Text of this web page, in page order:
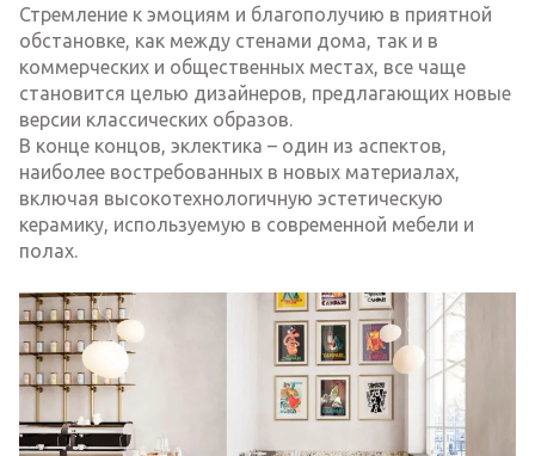
Стремление к эмоциям и благополучию в приятной
обстановке, как между стенами дома, так и в
коммерческих и общественных местах, все чаще
становится целью дизайнеров, предлагающих новые
версии классических образов.
В конце концов, эклектика – один из аспектов,
наиболее востребованных в новых материалах,
включая высокотехнологичную эстетическую
керамику, используемую в современной мебели и
полах.